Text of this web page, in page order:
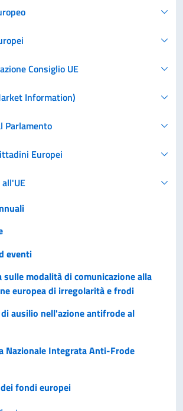
Consiglio UE
Information)
Parlamento
Europei
eventi
sulle modalità di comunicazione alla
europea di irregolarità e frodi
ausilio nell'azione antifrode al
Nazionale Integrata Anti-Frode
fondi europei